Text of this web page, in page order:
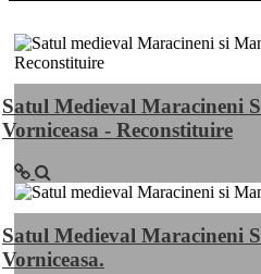
Satul Medieval Maracineni
Vorniceasa - Reconstituire
Satul Medieval Maracineni
Vorniceasa.